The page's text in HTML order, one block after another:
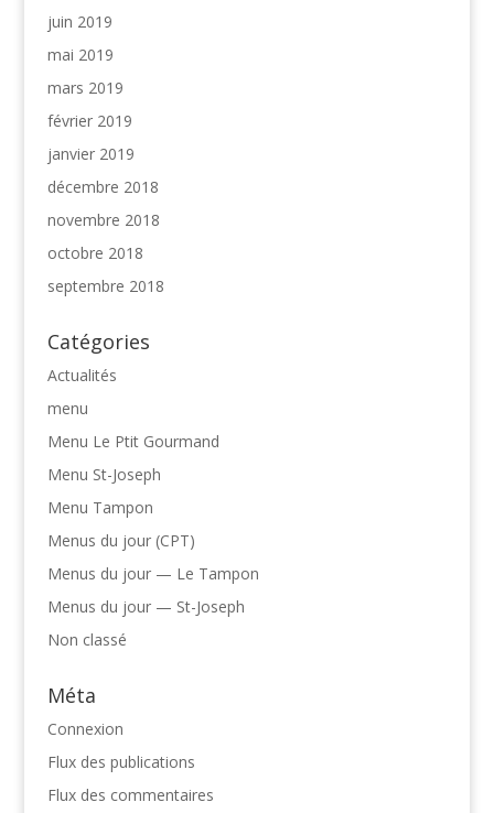
juin 2019
mai 2019
mars 2019
février 2019
janvier 2019
décembre 2018
novembre 2018
octobre 2018
septembre 2018
Catégories
Actualités
menu
Menu Le Ptit Gourmand
Menu St-Joseph
Menu Tampon
Menus du jour (CPT)
Menus du jour — Le Tampon
Menus du jour — St-Joseph
Non classé
Méta
Connexion
Flux des publications
Flux des commentaires